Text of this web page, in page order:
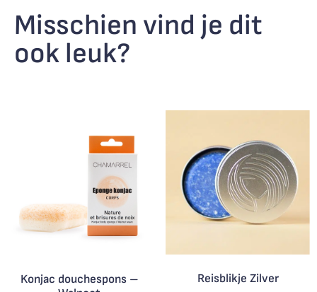
Misschien vind je dit
ook leuk?
Konjac douchespons –
Reisblikje Zilver